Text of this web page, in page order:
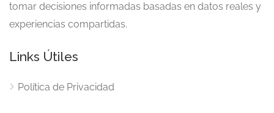
tomar decisiones informadas basadas en datos reales y
experiencias compartidas.
Links Útiles
Política de Privacidad